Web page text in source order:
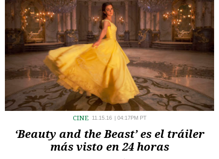
CINE 11.15.16 | 04:17PM PT
‘Beauty and the Beast’ es el tráiler
más visto en 24 horas